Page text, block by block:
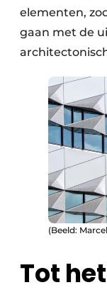
elementen,
gaan met de
(Beeld:
Tot